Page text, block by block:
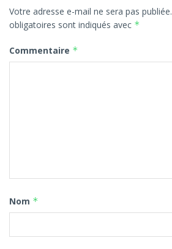
Votre adresse e-mail ne sera pas publiée.
obligatoires sont indiqués avec *
Commentaire *
Nom *